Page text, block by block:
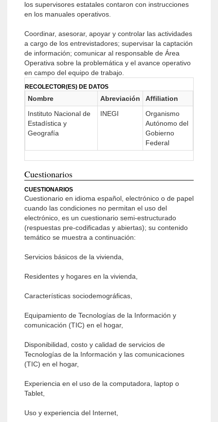
los supervisores estatales contaron con instrucciones
en los manuales operativos.
Coordinar, asesorar, apoyar y controlar las actividades
a cargo de los entrevistadores; supervisar la captación
de información; comunicar al responsable de Área
Operativa sobre la problemática y el avance operativo
en campo del equipo de trabajo.
RECOLECTOR(ES) DE DATOS
Nombre Abreviación
Affiliation
Instituto Nacional de
Estadística y
Geografía
INEGI
Organismo
Autónomo del
Gobierno
Federal
Cuestionarios
CUESTIONARIOS
Cuestionario en idioma español, electrónico o de papel
cuando las condiciones no permitan el uso del
electrónico, es un cuestionario semi-estructurado
(respuestas pre-codificadas y abiertas); su contenido
temático se muestra a continuación:
Servicios básicos de la vivienda,
Residentes y hogares en la vivienda,
Características sociodemográficas,
Equipamiento de Tecnologías de la Información y
comunicación (TIC) en el hogar,
Disponibilidad, costo y calidad de servicios de
Tecnologías de la Información y las comunicaciones
(TIC) en el hogar,
Experiencia en el uso de la computadora, laptop o
Tablet,
Uso y experiencia del Internet,